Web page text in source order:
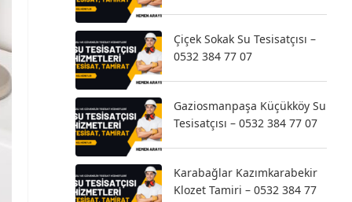
Çiçek Sokak Su Tesisatçısı –
0532 384 77 07
Gaziosmanpaşa Küçükköy Su
Tesisatçısı – 0532 384 77 07
Karabağlar Kazımkarabekir
Klozet Tamiri – 0532 384 77